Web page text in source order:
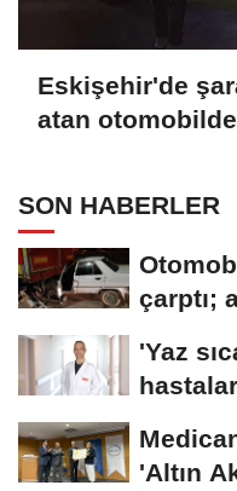
Eskişehir'de
atan
SON HABERLER
çarptı;
'Yaz
'Altın